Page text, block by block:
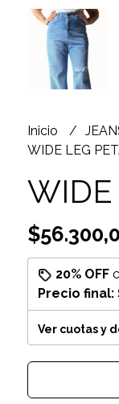
Inicio
WIDE LEG
WIDE
20% OFF
Precio final:
Ver cuotas y